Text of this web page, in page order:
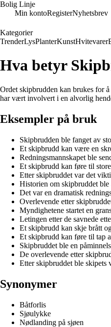
Bolig Linje
Min kontoRegisterNyhetsbrev
Kategorier
TrenderLysPlanterKunstHvitevarer
Hva betyr
Ordet skipbrudden kan brukes for
har vært involvert i en alvorlig
Eksempler på bruk
Skipbrudden ble fanget av
Et skipbrudd kan være en
Redningsmannskapet ble
Et skipbrudd kan føre til
Etter skipbruddet var det
Historien om skipbruddet ble
Det var en dramatisk
Overlevende etter
Myndighetene startet en
Letingen etter de savnede
Et skipbrudd kan skje brått
Et skipbrudd kan føre til tap
Skipbruddet ble en
De overlevende etter
Etter skipbruddet ble skipets
Synonymer
Båtforlis
Sjøulykke
Nødlanding på sjøen